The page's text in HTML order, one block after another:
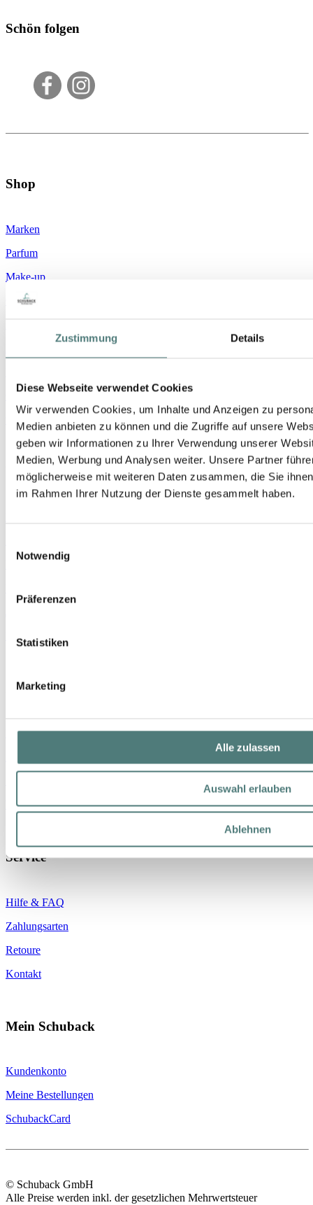
Zustimmung Details
Diese Webseite verwendet Cookies
Wir verwenden Cookies, um Inhalte und Anzeigen zu
Medien anbieten zu können und die Zugriffe auf unsere
geben wir Informationen zu Ihrer Verwendung unserer
Medien, Werbung und Analysen weiter. Unsere Partner
möglicherweise mit weiteren Daten zusammen, die Sie
im Rahmen Ihrer Nutzung der Dienste gesammelt haben.
Notwendig
Präferenzen
Statistiken
Marketing
Alle zulassen
Auswahl erlauben
Ablehnen
Schön folgen
Shop
Marken
Parfum
Make-up
Gesicht
Geschenke
% SALE
Über uns
Kurz-Treatments
Newsletter
Info
Datenschutz
Widerrufsrecht
Service
Hilfe & FAQ
Zahlungsarten
Retoure
Kontakt
Mein Schuback
Kundenkonto
Meine Bestellungen
SchubackCard
© Schuback GmbH
Alle Preise werden inkl. der gesetzlichen Mehrwertsteuer